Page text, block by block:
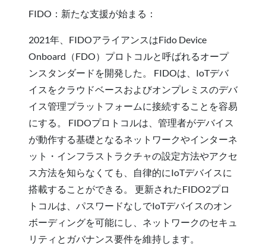
FIDO：新たな支援が始まる：
2021年、FIDOアライアンスはFido Device
Onboard（FDO）プロトコルと呼ばれるオープ
ンスタンダードを開発した。 FIDOは、IoTデバ
イスをクラウドベースおよびオンプレミスのデバ
イス管理プラットフォームに接続することを容易
にする。 FIDOプロトコルは、管理者がデバイス
が動作する基礎となるネットワークやインターネ
ット・インフラストラクチャの設定方法やアクセ
ス方法を知らなくても、自律的にIoTデバイスに
搭載することができる。 更新されたFIDO2プロ
トコルは、パスワードなしでIoTデバイスのオン
ボーディングを可能にし、ネットワークのセキュ
リティとガバナンス要件を維持します。